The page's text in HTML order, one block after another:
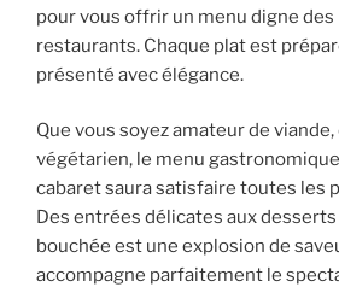
pour vous offrir un menu digne des
restaurants. Chaque plat est
présenté avec élégance.
Que vous soyez amateur de
végétarien, le menu
cabaret saura satisfaire toutes les
Des entrées délicates aux
bouchée est une explosion de
accompagne parfaitement le